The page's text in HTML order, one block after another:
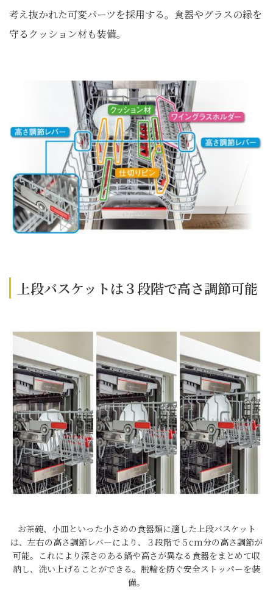
考え抜かれた可変パーツを採用する。食器やグラスの縁を
守るクッション材も装備。
上段バスケットは３段階で高さ調節可能
お茶碗、小皿といった小さめの食器類に適した上段バスケット
は、左右の高さ調節レバーにより、３段階で５cm分の高さ調節が
可能。これにより深さのある鍋や高さが異なる食器をまとめて収
納し、洗い上げることができる。脱輪を防ぐ安全ストッパーを装
備。